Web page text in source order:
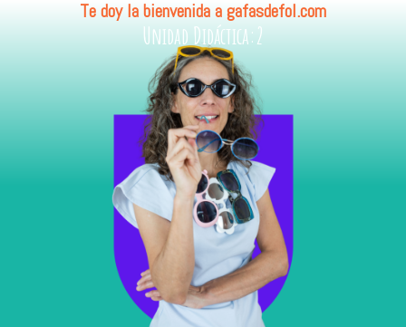
Te doy la bienvenida a gafasdefol.com
Unidad Didáctica:2